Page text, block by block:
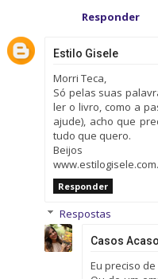
Responder
Estilo Gisele
Morri Teca,
Só pelas suas
ler o livro, como a
ajude), acho que
tudo que quero.
Beijos
Responder
Respostas
Casos
Eu preciso de